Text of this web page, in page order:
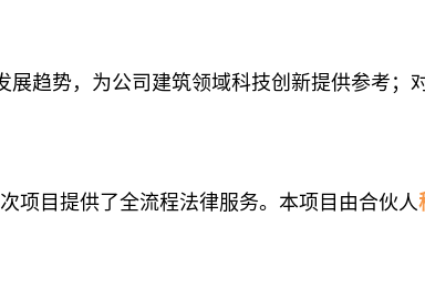
趋势，为公司建筑领域科技创新提供参考；
项目提供了全流程法律服务。本项目由合伙人